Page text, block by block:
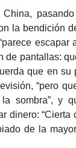
la bendición
escapar
de pantallas:
que en su
“pero
sombra”, y
dinero:
de la